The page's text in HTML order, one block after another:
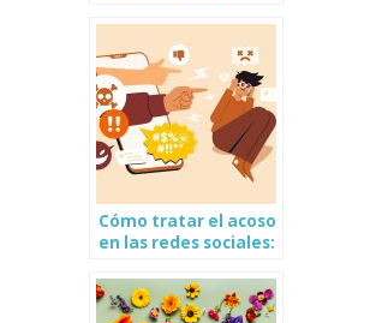
Cómo tratar el acoso
en las redes sociales: